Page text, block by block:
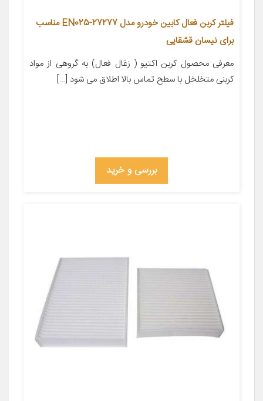
فیلتر کربن فعال کابین خودرو مدل 27277-EN025 مناسب
برای نیسان قشقایی
معرفی محصول کربن اکتیو ( زغال فعال) به گروهی از مواد
کربنی متخلخل با سطح تماس بالا اطلاق می شود […]
بررسی و خرید